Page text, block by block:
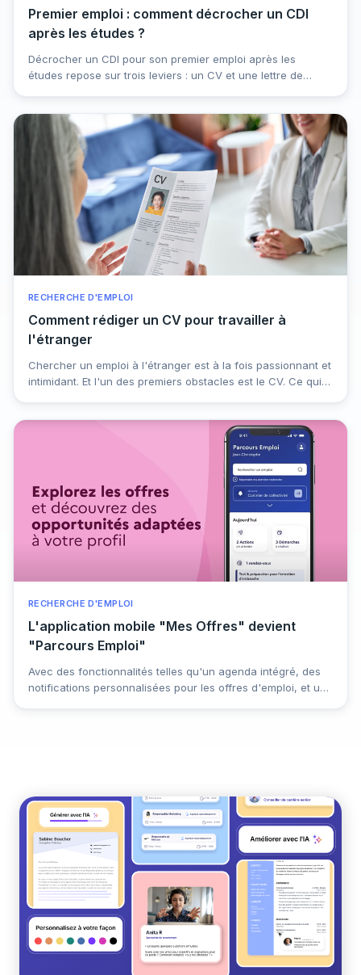
Premier emploi : comment décrocher un CDI
après les études ?
Décrocher un CDI pour son premier emploi après les
études repose sur trois leviers : un CV et une lettre de
une préparation sérieuse des entretiens. Le marché est
plus exigeant qu'il y a quelques années, mais les jeunes
diplômés qui structurent leur recherche continuent de
décrocher des postes stables. Voici comment vous y
prendre, étape par étape.
RECHERCHE D'EMPLOI
Comment rédiger un CV pour travailler à
l'étranger
Chercher un emploi à l'étranger est à la fois passionnant et
intimidant. Et l'un des premiers obstacles est le CV. Ce qui
manière de le structurer, voire le nom du document, varient
considérablement d'une région à l'autre. Préparer votre CV
pour le marché international nécessite des recherches, des
adaptations et parfois de repenser complètement la
manière dont vous présentez votre expérience
professionnelle.
RECHERCHE D'EMPLOI
L'application mobile "Mes Offres" devient
"Parcours Emploi"
Avec des fonctionnalités telles qu'un agenda intégré, des
notifications personnalisées pour les offres d'emploi, et un